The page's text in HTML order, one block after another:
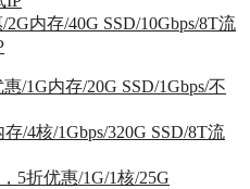
内存/40G SSD/10Gbps/8T流
/1G内存/20G SSD/1Gbps/不
/4核/1Gbps/320G SSD/8T流
5折优惠/1G/1核/25G